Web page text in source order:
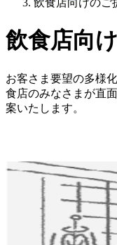
飲食店向けのご
飲食店向
お客さま要望の多様
食店のみなさまが直
案いたします。